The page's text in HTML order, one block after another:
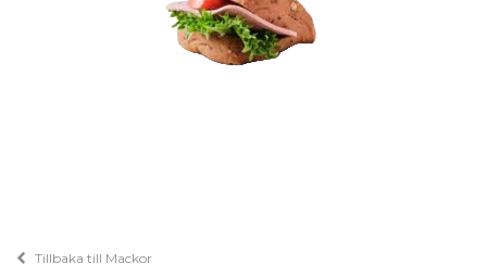
Tillbaka till Mackor